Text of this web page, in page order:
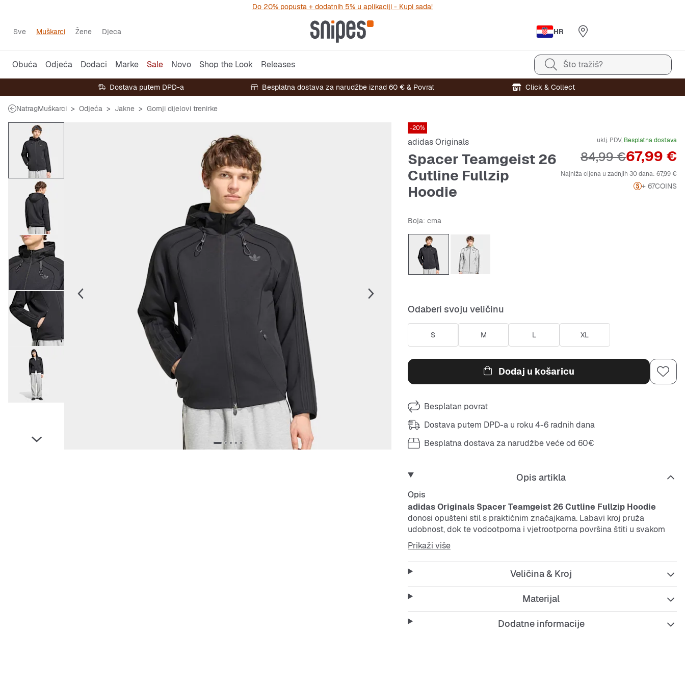
Do 20% popusta + dodatnih 5% u aplikaciji - Kupi sada!
Sve Muškarci Žene Djeca HR
Obuća Odjeća Dodaci Marke Sale Novo Shop the Look Releases Što tražiš?
Dostava putem DPD-a Besplatna dostava za narudžbe iznad 60 € & Povrat Click & Collect
NatragMuškarci Odjeća Jakne Gornji dijelovi trenirke
-20%
adidas Originals
Spacer Teamgeist 26
Cutline Fullzip
Hoodie
uklj. PDV, Besplatna dostava
Cijena
67,99 €
Originalna cijena
84,99 €
Najniža cijena u zadnjih 30 dana: 67,99 €
+ 67COINS
Boja: crna
Odaberi svoju veličinu
S M L XL
Dodaj u košaricu
Besplatan povrat
Dostava putem DPD-a u roku 4-6 radnih dana
Besplatna dostava za narudžbe veće od 60€
Opis artikla
Opis
adidas Originals Spacer Teamgeist 26 Cutline Fullzip Hoodie
donosi opušteni stil s praktičnim značajkama. Labavi kroj pruža
udobnost, dok te vodootporna i vjetrootporna površina štiti u svakom
vremenu. Savršen je za tvoj svakodnevni look kad želiš biti ležeran i
funkcionalan.
Prikaži više
Veličina & Kroj
Materijal
Dodatne informacije